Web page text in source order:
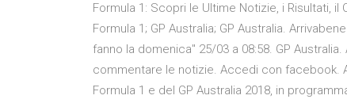
Formula 1: Scopri le Ultime Notizie, i Risultati,
Formula 1; GP Australia; GP Australia.
fanno la domenica" 25/03 a 08:58. GP
commentare le notizie. Accedi con facebook.
Formula 1 e del GP Australia 2018, in